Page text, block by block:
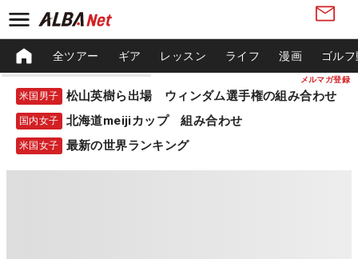
メルマガ登録
全ツアー ギア レッスン ライフ 漫画 ゴル
米国男子 松山英樹ら出場 ウィンダム選手権の組み合わせ
国内女子 北海道meijiカップ 組み合わせ
米国女子 最新の世界ランキング